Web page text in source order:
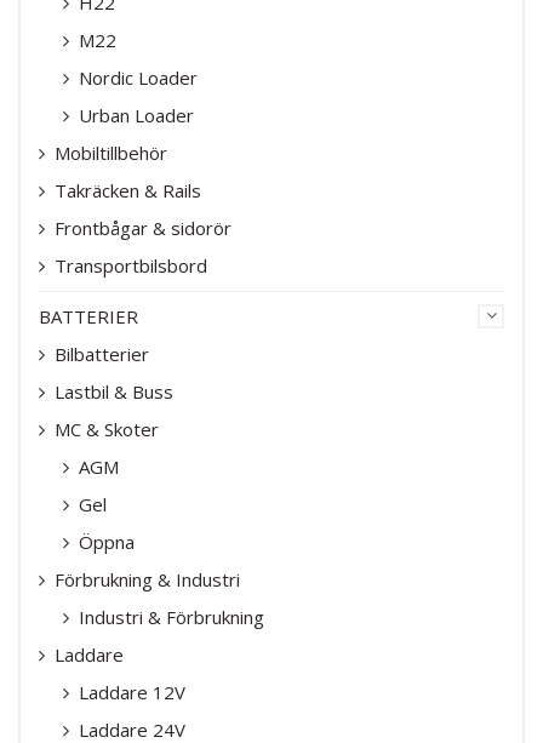
M22
Nordic Loader
Urban Loader
Mobiltillbehör
Takräcken & Rails
Frontbågar & sidorör
Transportbilsbord
BATTERIER
Bilbatterier
Lastbil & Buss
MC & Skoter
AGM
Gel
Öppna
Förbrukning & Industri
Industri & Förbrukning
Laddare
Laddare 12V
Laddare 24V